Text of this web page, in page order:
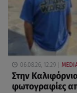
06.08.26, 12:29
Στην
φωτογραφίες